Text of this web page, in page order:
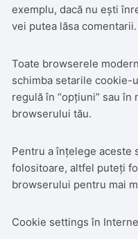
exemplu, dacă nu ești
vei putea lăsa comentarii.
Toate browserele
schimba setarile cookie-
regulă în “opțiuni” sau în
browserului tău.
Pentru a înțelege aceste
folositoare, altfel puteți
browserului pentru mai
Cookie settings în